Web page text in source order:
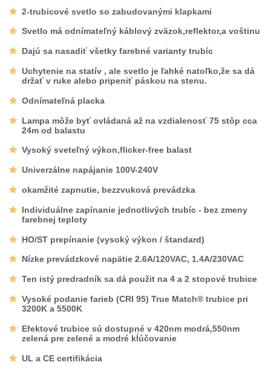
2-trubicové svetlo so zabudovanými klapkami
Svetlo má odnímateľný káblový zväzok,reflektor,a voštinu
Dajú sa nasadiť všetky farebné varianty trubíc
Uchytenie na statív , ale svetlo je ľahké natoľko,že sa dá
držať v ruke alebo pripeniť páskou na stenu.
Odnímateľná placka
Lampa môže byť ovládaná až na vzdialenosť 75 stôp cca
24m od balastu
Vysoký sveteľný výkon,flicker-free balast
Univerzálne napájanie 100V-240V
okamžité zapnutie, bezzvuková prevádzka
Individuálne zapínanie jednotlivých trubíc - bez zmeny
farebnej teploty
HO/ST prepínanie (vysoký výkon / štandard)
Nízke prevádzkové napätie 2.6A/120VAC, 1.4A/230VAC
Ten istý predradník sa dá použit na 4 a 2 stopové trubice
Vysoké podanie farieb (CRI 95) True Match® trubice pri
3200K a 5500K
Efektové trubice sú dostupné v 420nm modrá,550nm
zelená pre zelené a modré kĺúčovanie
UL a CE certifikácia